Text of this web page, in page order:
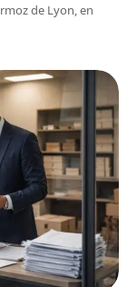
de Lyon, en